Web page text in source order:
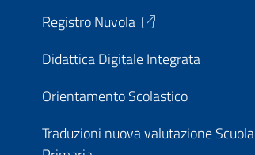
Registro Nuvola
Didattica Digitale Integrata
Orientamento Scolastico
Traduzioni nuova valutazione Scuola